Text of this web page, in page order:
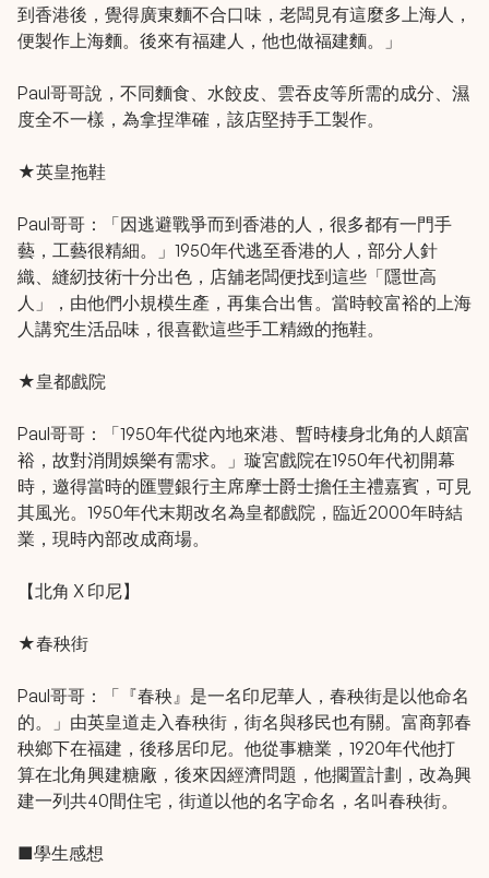
到香港後，覺得廣東麵不合口味，老闆見有這麼多上海人，
便製作上海麵。後來有福建人，他也做福建麵。」
Paul哥哥說，不同麵食、水餃皮、雲吞皮等所需的成分、濕
度全不一樣，為拿捏準確，該店堅持手工製作。
★英皇拖鞋
Paul哥哥：「因逃避戰爭而到香港的人，很多都有一門手
藝，工藝很精細。」1950年代逃至香港的人，部分人針
織、縫紉技術十分出色，店舖老闆便找到這些「隱世高
人」，由他們小規模生產，再集合出售。當時較富裕的上海
人講究生活品味，很喜歡這些手工精緻的拖鞋。
★皇都戲院
Paul哥哥：「1950年代從內地來港、暫時棲身北角的人頗富
裕，故對消閒娛樂有需求。」璇宮戲院在1950年代初開幕
時，邀得當時的匯豐銀行主席摩士爵士擔任主禮嘉賓，可見
其風光。1950年代末期改名為皇都戲院，臨近2000年時結
業，現時內部改成商場。
【北角 X 印尼】
★春秧街
Paul哥哥：「『春秧』是一名印尼華人，春秧街是以他命名
的。」由英皇道走入春秧街，街名與移民也有關。富商郭春
秧鄉下在福建，後移居印尼。他從事糖業，1920年代他打
算在北角興建糖廠，後來因經濟問題，他擱置計劃，改為興
建一列共40間住宅，街道以他的名字命名，名叫春秧街。
■學生感想